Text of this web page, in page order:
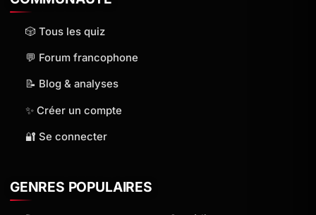
🎲 Tous les quiz
💬 Forum francophone
📝 Blog & analyses
✨ Créer un compte
🔐 Se connecter
GENRES POPULAIRES